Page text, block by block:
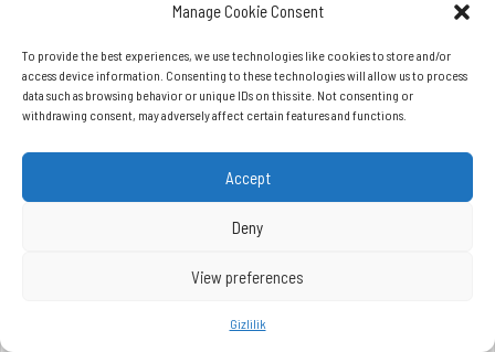
Manage Cookie Consent
To provide the best experiences, we use technologies like cookies to store and/or
access device information. Consenting to these technologies will allow us to process
data such as browsing behavior or unique IDs on this site. Not consenting or
withdrawing consent, may adversely affect certain features and functions.
Accept
Deny
View preferences
Gizlilik